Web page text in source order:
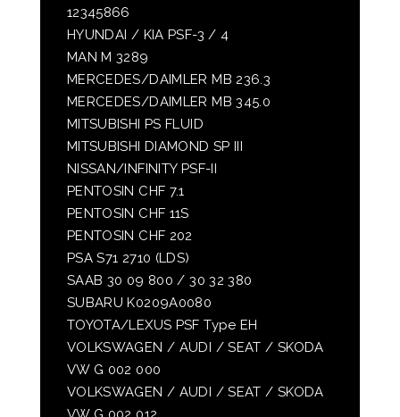
12345866
HYUNDAI / KIA PSF-3 / 4
MAN M 3289
MERCEDES/DAIMLER MB 236.3
MERCEDES/DAIMLER MB 345.0
MITSUBISHI PS FLUID
MITSUBISHI DIAMOND SP III
NISSAN/INFINITY PSF-II
PENTOSIN CHF 7.1
PENTOSIN CHF 11S
PENTOSIN CHF 202
PSA S71 2710 (LDS)
SAAB 30 09 800 / 30 32 380
SUBARU K0209A0080
TOYOTA/LEXUS PSF Type EH
VOLKSWAGEN / AUDI / SEAT / SKODA
VW G 002 000
VOLKSWAGEN / AUDI / SEAT / SKODA